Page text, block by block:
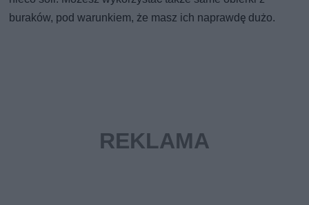
buraków, pod warunkiem, że masz ich naprawdę dużo.